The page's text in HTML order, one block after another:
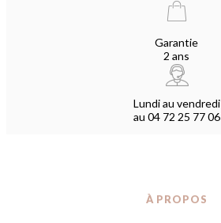
Garantie
2 ans
Lundi au vendredi
au 04 72 25 77 06
À PROPOS